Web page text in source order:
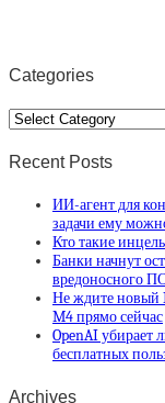
Categories
Categories
Recent Posts
ИИ-агент для
задачи ему
Кто такие
Банки начнут
вредоносного
Не ждите новый
M4 прямо сейчас
OpenAI убирает
бесплатных
Archives